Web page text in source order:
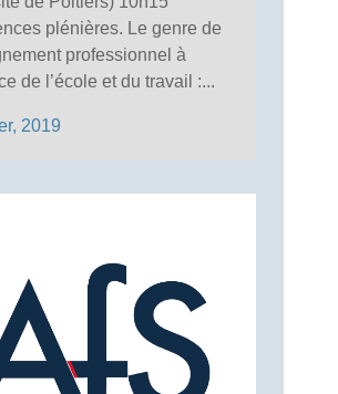
plénières. Le genre de
professionnel à
de l’école et du travail :...
2019